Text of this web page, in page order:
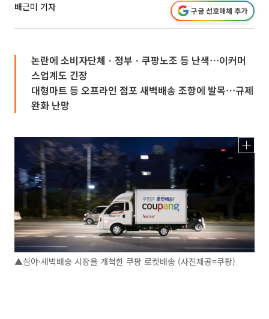
배근미 기자 구글 선호매체 추가
논란에 소비자단체ㆍ정부ㆍ쿠팡노조 등 난색⋯이커머
스업계도 긴장
대형마트 등 오프라인 점포 새벽배송 조항에 발목⋯규제
완화 난망
▲심야·새벽배송 시장을 개척한 쿠팡 로켓배송 (사진제공=쿠팡)